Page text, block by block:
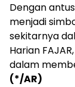
Dengan
menjadi
sekitarnya
Harian
dalam
(*/AR)